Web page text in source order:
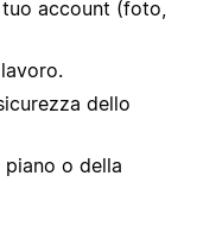
account (foto,
dello
o della